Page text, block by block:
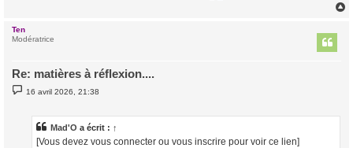
Ten
Modératrice
Re: matières à réflexion....
M
16 avril 2026, 21:38
Mad'O a écrit : ↑
[Vous devez vous connecter ou vous inscrire pour voir ce lien]